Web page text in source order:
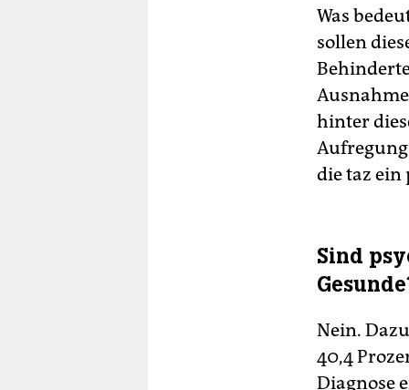
Was
sollen
hinter
die taz ein
Sind
Nein.
40,4
Diagnose